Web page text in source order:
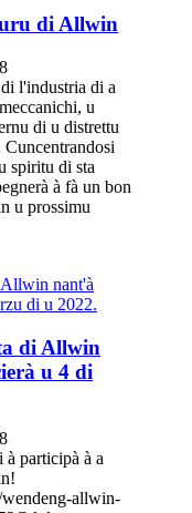
di Allwin
l'industria di a
u
di u distrettu
Cuncentrandosi
spiritu di sta
à fà un bon
u prossimu
di Allwin
u 4 di
participà à a
allwin-